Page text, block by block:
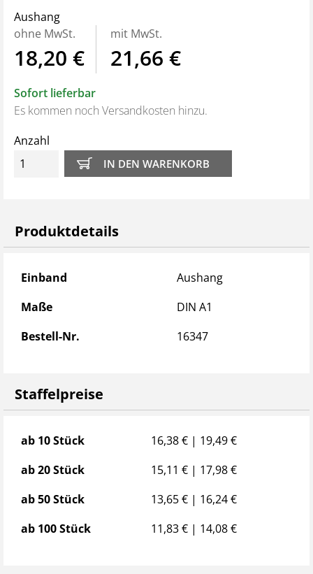
Aushang
ohne MwSt.
18,20 €
mit MwSt.
21,66 €
Sofort lieferbar
Es kommen noch Versandkosten hinzu.
Anzahl
Produktdetails
Produktdetails
Einband
Aushang
Maße
DIN A1
Bestell-Nr.
16347
Staffelpreise
Staffelpreise
ab 10 Stück
16,38 € | 19,49 €
ab 20 Stück
15,11 € | 17,98 €
ab 50 Stück
13,65 € | 16,24 €
ab 100 Stück
11,83 € | 14,08 €